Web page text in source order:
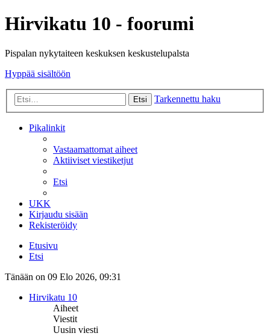
Hirvikatu 10 - foorumi
Pispalan nykytaiteen keskuksen keskustelupalsta
Hyppää sisältöön
Etsi Tarkennettu haku
Pikalinkit
Vastaamattomat aiheet
Aktiiviset viestiketjut
Etsi
UKK
Kirjaudu sisään
Rekisteröidy
Etusivu
Etsi
Tänään on 09 Elo 2026, 09:31
Hirvikatu 10
Aiheet
Viestit
Uusin viesti